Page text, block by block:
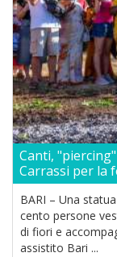
Canti,
Carrassi per la
BARI – Una
cento persone
di fiori e
assistito Bari ...